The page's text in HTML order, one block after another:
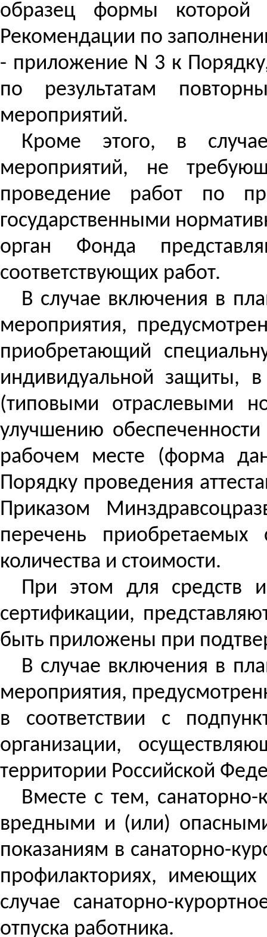
образец формы которой
Рекомендации по
- приложение N 3 к
по результатам
мероприятий.
Кроме этого, в
мероприятий, не
проведение работ по
государственными
орган Фонда
соответствующих работ.
В случае включения в
мероприятия,
приобретающий
индивидуальной защиты,
(типовыми отраслевыми
улучшению
рабочем месте (форма
Порядку проведения
Приказом
перечень
количества и стоимости.
При этом для средств
сертификации,
быть приложены при
В случае включения в
мероприятия,
в соответствии с
организации,
территории Российской
Вместе с тем, санаторно-
вредными и (или)
показаниям в санаторно-
профилакториях,
случае санаторно-
отпуска работника.